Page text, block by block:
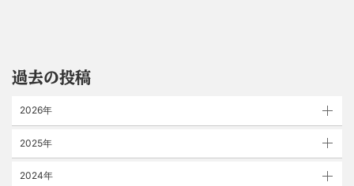
過去の投稿
2026年
2025年
2024年